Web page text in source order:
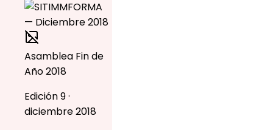
Asamblea Fin de
Año 2018
Edición 9 ·
diciembre 2018